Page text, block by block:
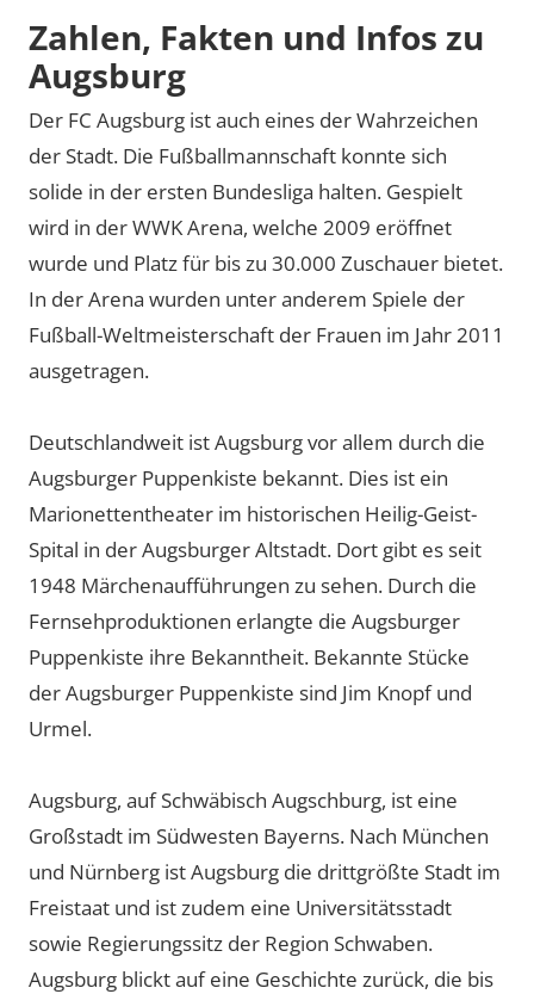
Zahlen, Fakten und Infos zu
Augsburg
Der FC Augsburg ist auch eines der Wahrzeichen
der Stadt. Die Fußballmannschaft konnte sich
solide in der ersten Bundesliga halten. Gespielt
wird in der WWK Arena, welche 2009 eröffnet
wurde und Platz für bis zu 30.000 Zuschauer bietet.
In der Arena wurden unter anderem Spiele der
Fußball-Weltmeisterschaft der Frauen im Jahr 2011
ausgetragen.
Deutschlandweit ist Augsburg vor allem durch die
Augsburger Puppenkiste bekannt. Dies ist ein
Marionettentheater im historischen Heilig-Geist-
Spital in der Augsburger Altstadt. Dort gibt es seit
1948 Märchenaufführungen zu sehen. Durch die
Fernsehproduktionen erlangte die Augsburger
Puppenkiste ihre Bekanntheit. Bekannte Stücke
der Augsburger Puppenkiste sind Jim Knopf und
Urmel.
Augsburg, auf Schwäbisch Augschburg, ist eine
Großstadt im Südwesten Bayerns. Nach München
und Nürnberg ist Augsburg die drittgrößte Stadt im
Freistaat und ist zudem eine Universitätsstadt
sowie Regierungssitz der Region Schwaben.
Augsburg blickt auf eine Geschichte zurück, die bis